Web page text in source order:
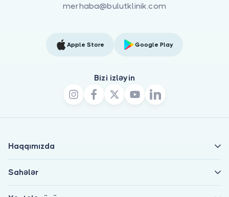
merhaba@bulutklinik.com
Apple Store Google Play
Bizi izləyin
Haqqımızda
Sahələr